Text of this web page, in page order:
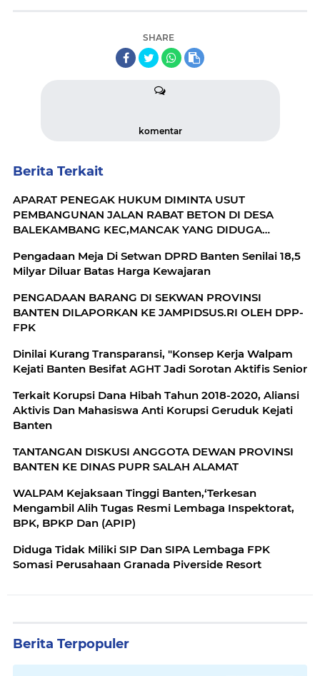
SHARE
komentar
Berita Terkait
APARAT PENEGAK HUKUM DIMINTA USUT
PEMBANGUNAN JALAN RABAT BETON DI DESA
BALEKAMBANG KEC,MANCAK YANG DIDUGA
Pengadaan Meja Di Setwan DPRD Banten Senilai 18,5
Milyar Diluar Batas Harga Kewajaran
PENGADAAN BARANG DI SEKWAN PROVINSI
BANTEN DILAPORKAN KE JAMPIDSUS.RI OLEH DPP-
FPK
Dinilai Kurang Transparansi, "Konsep Kerja Walpam
Kejati Banten Besifat AGHT Jadi Sorotan Aktifis Senior
Terkait Korupsi Dana Hibah Tahun 2018-2020, Aliansi
Aktivis Dan Mahasiswa Anti Korupsi Geruduk Kejati
Banten
TANTANGAN DISKUSI ANGGOTA DEWAN PROVINSI
BANTEN KE DINAS PUPR SALAH ALAMAT
WALPAM Kejaksaan Tinggi Banten,‘Terkesan
Mengambil Alih Tugas Resmi Lembaga Inspektorat,
BPK, BPKP Dan (APIP)
Diduga Tidak Miliki SIP Dan SIPA Lembaga FPK
Somasi Perusahaan Granada Piverside Resort
Berita Terpopuler